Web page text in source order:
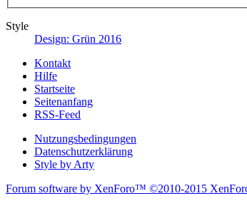
Style
Design: Grün 2016
Kontakt
Hilfe
Startseite
Seitenanfang
RSS-Feed
Nutzungsbedingungen
Datenschutzerklärung
Style by Arty
Forum software by XenForo™ ©2010-2015